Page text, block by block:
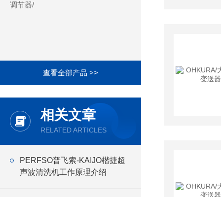
调节器/
查看全部产品 >>
相关文章
RELATED ARTICLES
PERFSO普飞索-KAIJO楷捷超
声波清洗机工作原理介绍